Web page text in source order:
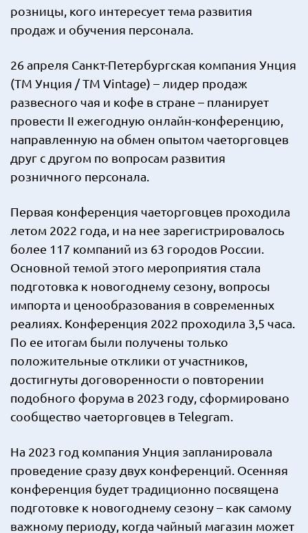
розницы, кого интересует тема развития
продаж и обучения персонала.
26 апреля Санкт-Петербургская компания Унция
(ТМ Унция / ТМ Vintage) – лидер продаж
развесного чая и кофе в стране – планирует
провести II ежегодную онлайн-конференцию,
направленную на обмен опытом чаеторговцев
друг с другом по вопросам развития
розничного персонала.
Первая конференция чаеторговцев проходила
летом 2022 года, и на нее зарегистрировалось
более 117 компаний из 63 городов России.
Основной темой этого мероприятия стала
подготовка к новогоднему сезону, вопросы
импорта и ценообразования в современных
реалиях. Конференция 2022 проходила 3,5 часа.
По ее итогам были получены только
положительные отклики от участников,
достигнуты договоренности о повторении
подобного форума в 2023 году, сформировано
сообщество чаеторговцев в Telegram.
На 2023 год компания Унция запланировала
проведение сразу двух конференций. Осенняя
конференция будет традиционно посвящена
подготовке к новогоднему сезону – как самому
важному периоду, когда чайный магазин может